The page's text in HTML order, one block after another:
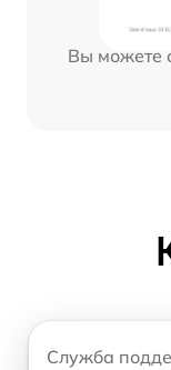
Вы можете
Служба